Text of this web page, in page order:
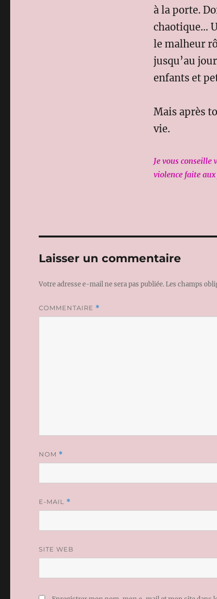
à la porte.
chaotique…
le malheur
jusqu’au
enfants et
Mais après
vie.
Je vous
violence faite
Laisser un commentaire
Votre adresse e-mail ne sera pas publiée.Les champs
COMMENTAIRE *
NOM *
E-MAIL *
SITE WEB